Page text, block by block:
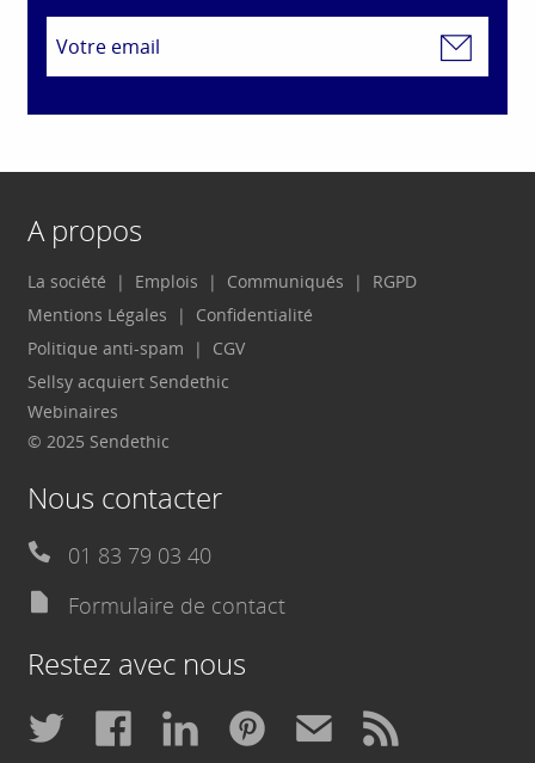
A propos
La société Emplois Communiqués
RGPD
Mentions Légales
Confidentialité
Politique anti-spam
CGV
Sellsy acquiert Sendethic
Webinaires
© 2025 Sendethic
Nous contacter
01 83 79 03 40
Formulaire de contact
Restez avec nous